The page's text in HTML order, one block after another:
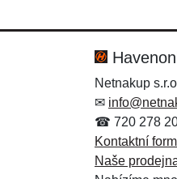
Netnakup
✉
☎ 720 278
Kontaktní
Naše